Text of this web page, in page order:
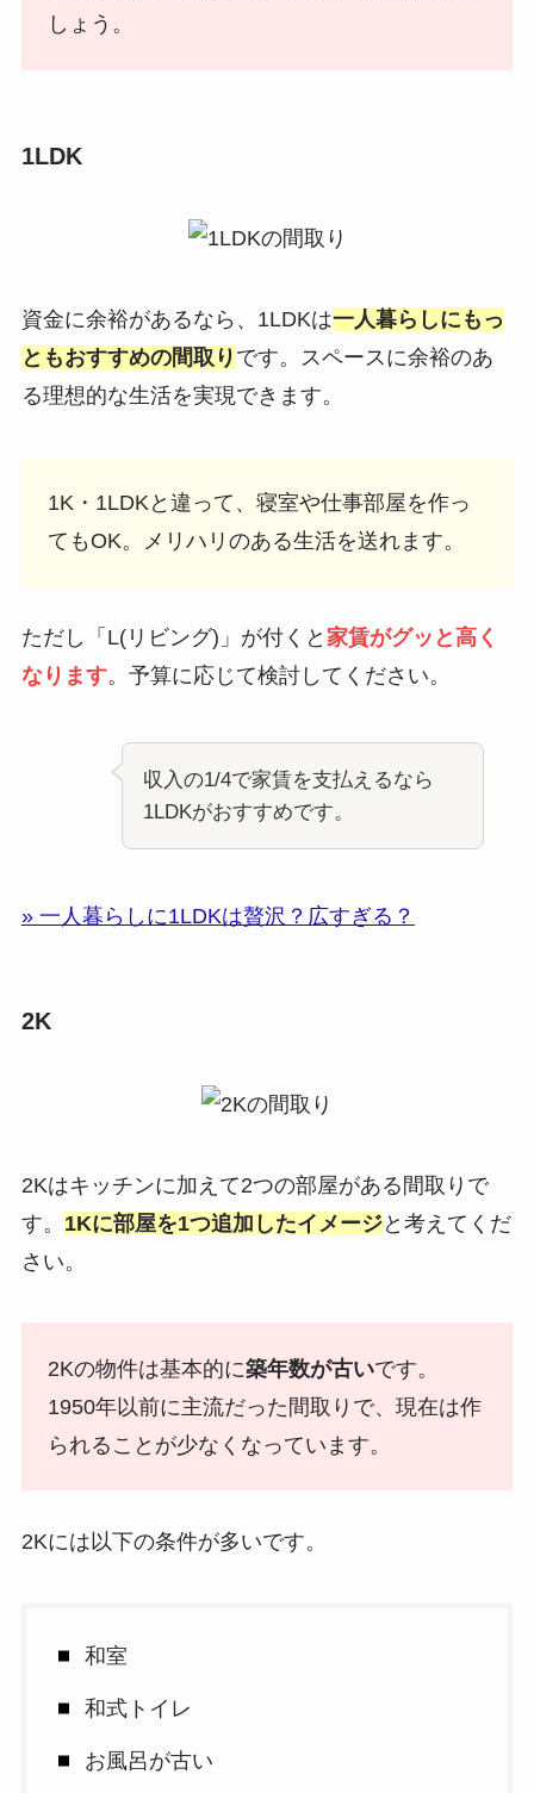
しょう。
1LDK
資金に余裕があるなら、1LDKは一人暮らしにもっ
ともおすすめの間取り です。スペースに余裕のあ
る理想的な生活を実現できます。
1K・1LDKと違って、寝室や仕事部屋を作っ
てもOK。メリハリのある生活を送れます。
ただし「L(リビング)」が付くと 家賃がグッと高く
なります。予算に応じて検討してください。
収入の1/4で家賃を支払えるなら
1LDKがおすすめです。
» 一人暮らしに1LDKは贅沢？広すぎる？
2K
2Kはキッチンに加えて2つの部屋がある間取りで
す。 1Kに部屋を1つ追加したイメージと考えてくだ
さい。
2Kの物件は基本的に築年数が古いです。
1950年以前に主流だった間取りで、現在は作
られることが少なくなっています。
2Kには以下の条件が多いです。
和室
和式トイレ
お風呂が古い